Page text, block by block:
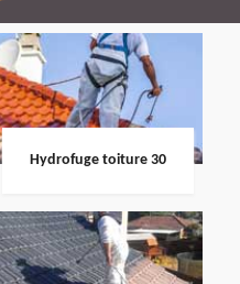
Hydrofuge toiture 30